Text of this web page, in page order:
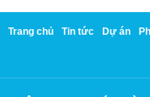
Trang chủ Tin tức Dự án